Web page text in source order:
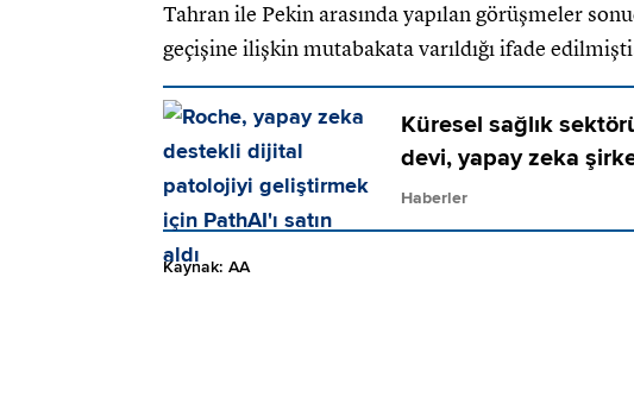
Tahran ile Pekin arasında yapılan görüşmeler
geçişine ilişkin mutabakata varıldığı ifade
Küresel sağlık
devi, yapay zeka
Haberler
Kaynak: AA